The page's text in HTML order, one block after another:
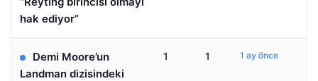
hak ediyor”
Demi Moore’un
Landman dizisindeki
1 1 1 ay önce